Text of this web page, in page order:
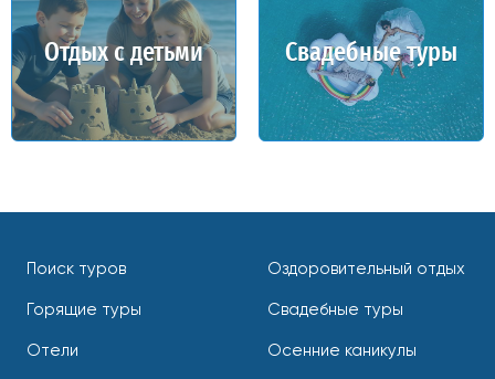
Отдых с детьми Свадебные туры
Поиск туров
Горящие туры
Отели
Оздоровительный отдых
Свадебные туры
Осенние каникулы